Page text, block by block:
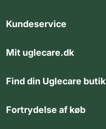
Kundeservice
Mit uglecare.dk
Find din Uglecare butik
Fortrydelse af køb